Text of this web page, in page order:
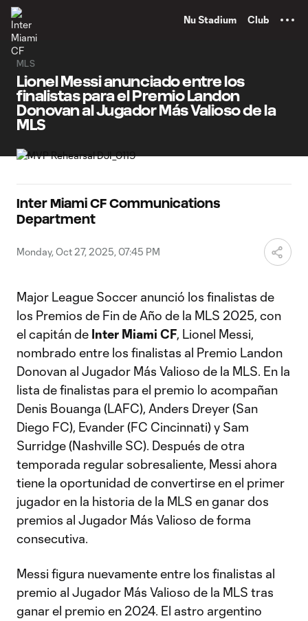
Nu Stadium Club
MLS
Lionel Messi anunciado entre los
finalistas para el Premio Landon
Donovan al Jugador Más Valioso de la
MLS
Inter Miami CF Communications
Department
Monday, Oct 27, 2025, 07:45 PM
Major League Soccer anunció los finalistas de
los Premios de Fin de Año de la MLS 2025, con
el capitán de Inter Miami CF, Lionel Messi,
nombrado entre los finalistas al Premio Landon
Donovan al Jugador Más Valioso de la MLS. En la
lista de finalistas para el premio lo acompañan
Denis Bouanga (LAFC), Anders Dreyer (San
Diego FC), Evander (FC Cincinnati) y Sam
Surridge (Nashville SC). Después de otra
temporada regular sobresaliente, Messi ahora
tiene la oportunidad de convertirse en el primer
jugador en la historia de la MLS en ganar dos
premios al Jugador Más Valioso de forma
consecutiva.
Messi figura nuevamente entre los finalistas al
premio al Jugador Más Valioso de la MLS tras
ganar el premio en 2024. El astro argentino